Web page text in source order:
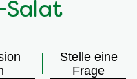
Salat
Stelle eine
Frage